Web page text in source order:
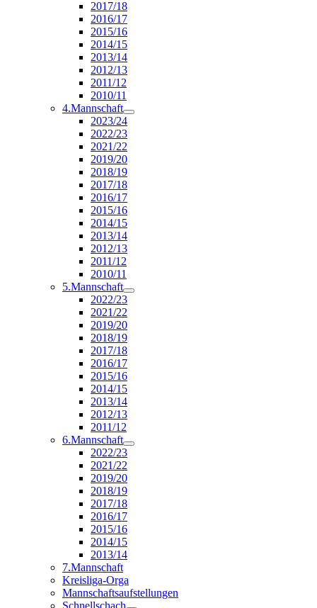
2017/18
2016/17
2015/16
2014/15
2013/14
2012/13
2011/12
2010/11
4.Mannschaft
2023/24
2022/23
2021/22
2019/20
2018/19
2017/18
2016/17
2015/16
2014/15
2013/14
2012/13
2011/12
2010/11
5.Mannschaft
2022/23
2021/22
2019/20
2018/19
2017/18
2016/17
2015/16
2014/15
2013/14
2012/13
2011/12
6.Mannschaft
2022/23
2021/22
2019/20
2018/19
2017/18
2016/17
2015/16
2014/15
2013/14
7.Mannschaft
Kreisliga-Orga
Mannschaftsaufstellungen
Schnellschach